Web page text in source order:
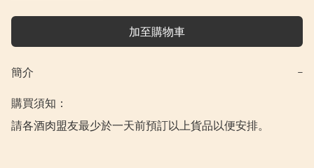
加至購物車
簡介 −
購買須知：
請各酒肉盟友最少於一天前預訂以上貨品以便安排。